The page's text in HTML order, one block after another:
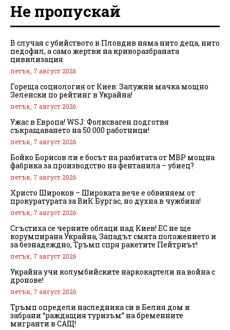
Не пропускай
В случая с убийството в Пловдив няма нито деца, нито
педофил, а само жертви на криворазбраната
цивилизация
петък, 7 август 2026
Гореща социология от Киев: Залужни мачка мощно
Зеленски по рейтинг в Украйна!
петък, 7 август 2026
Ужас в Европа! WSJ: Фолксваген подготвя
съкращаването на 50 000 работници!
петък, 7 август 2026
Бойко Борисов ли е босът на разбитата от МВР мощна
фабрика за производство на фентанила – убиец?
петък, 7 август 2026
Христо Широков – Широката вече е обвиняем от
прокуратурата за ВиК Бургас, но духна в чужбина!
петък, 7 август 2026
Сгъстиха се черните облаци над Киев! ЕС не ще
корумпирана Украйна, Западът смята положението и
за безнадеждно, Тръмп спря ракетите Пейтриът!
петък, 7 август 2026
Украйна учи колумбийските наркокартели на война с
дронове!
петък, 7 август 2026
Тръмп определи наследника си в Белия дом и
забрани “раждащия туризъм” на бременните
мигранти в САЩ!